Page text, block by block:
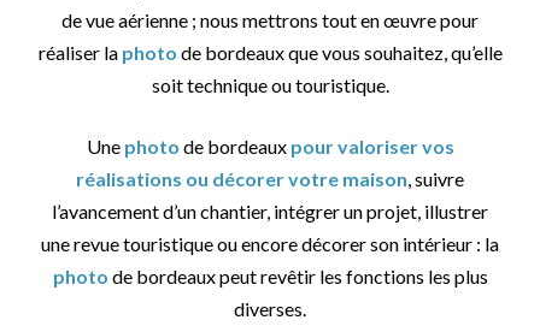
de vue aérienne ; nous mettrons tout en œuvre pour
réaliser la photo de bordeaux que vous souhaitez, qu’elle
soit technique ou touristique.
Une photo de bordeaux pour valoriser vos
réalisations ou décorer votre maison, suivre
l’avancement d’un chantier, intégrer un projet, illustrer
une revue touristique ou encore décorer son intérieur : la
photo de bordeaux peut revêtir les fonctions les plus
diverses.